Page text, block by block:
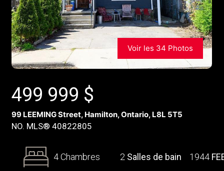
Voir les 34 Photos
499 999 $
99 LEEMING Street, Hamilton, Ontario, L8L 5T5
NO. MLS® 40822805
4 Chambres 2 Salles de bain 1944